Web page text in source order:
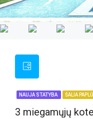
NAUJA STATYBA ŠALIA
3 miegamųjų